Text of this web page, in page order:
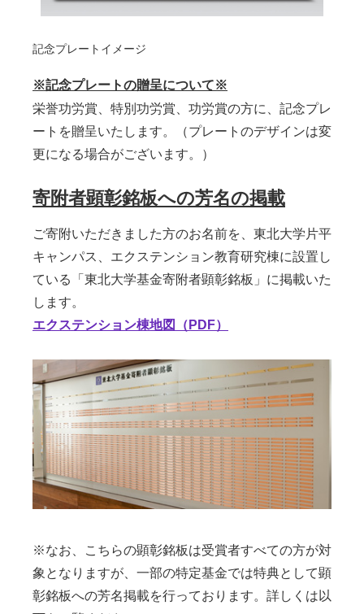
記念プレートイメージ
※記念プレートの贈呈について※
栄誉功労賞、特別功労賞、功労賞の方に、記念プレ
ートを贈呈いたします。（プレートのデザインは変
更になる場合がございます。）
寄附者顕彰銘板への芳名の掲載
ご寄附いただきました方のお名前を、東北大学片平
キャンパス、エクステンション教育研究棟に設置し
ている「東北大学基金寄附者顕彰銘板」に掲載いた
します。
エクステンション棟地図（PDF）
※なお、こちらの顕彰銘板は受賞者すべての方が対
象となりますが、一部の特定基金では特典として顕
彰銘板への芳名掲載を行っております。詳しくは以